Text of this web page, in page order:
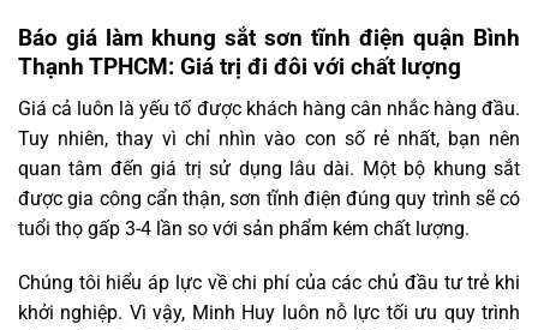
Báo giá làm khung sắt sơn tĩnh điện quận Bình
Thạnh TPHCM: Giá trị đi đôi với chất lượng
Giá cả luôn là yếu tố được khách hàng cân nhắc hàng đầu.
Tuy nhiên, thay vì chỉ nhìn vào con số rẻ nhất, bạn nên
quan tâm đến giá trị sử dụng lâu dài. Một bộ khung sắt
được gia công cẩn thận, sơn tĩnh điện đúng quy trình sẽ có
tuổi thọ gấp 3-4 lần so với sản phẩm kém chất lượng.
Chúng tôi hiểu áp lực về chi phí của các chủ đầu tư trẻ khi
khởi nghiệp. Vì vậy, Minh Huy luôn nỗ lực tối ưu quy trình